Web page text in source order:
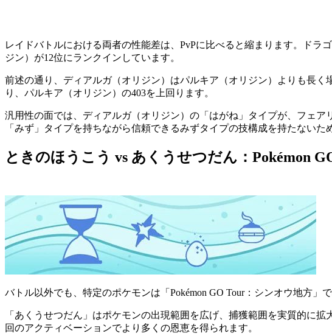
レイドバトルにおける両者の性能差は、PvPに比べると縮まります。ド
ジン）が12位にランクインしています。
前述の通り、ディアルガ（オリジン）はパルキア（オリジン）よりも長
り、パルキア（オリジン）の403を上回ります。
汎用性の面では、ディアルガ（オリジン）の「はがね」タイプが、フェ
「みず」タイプを持ちながら信頼できるみずタイプの技構成を持たないた
ときのほうこう vs あくうせつだん：Pokémon
バトル以外でも、特定のポケモンは「Pokémon GO Tour：シンオウ地方」
「あくうせつだん」はポケモンの出現範囲を広げ、捕獲範囲を実質的に
回のアクティベーションでより多くの恩恵を得られます。